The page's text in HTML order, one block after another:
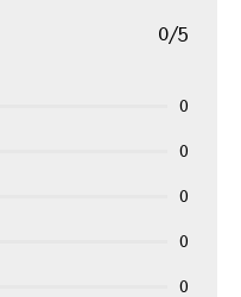
0/5
0
0
0
0
0